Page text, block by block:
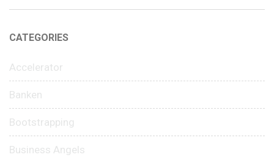
CATEGORIES
Accelerator
Banken
Bootstrapping
Business Angels